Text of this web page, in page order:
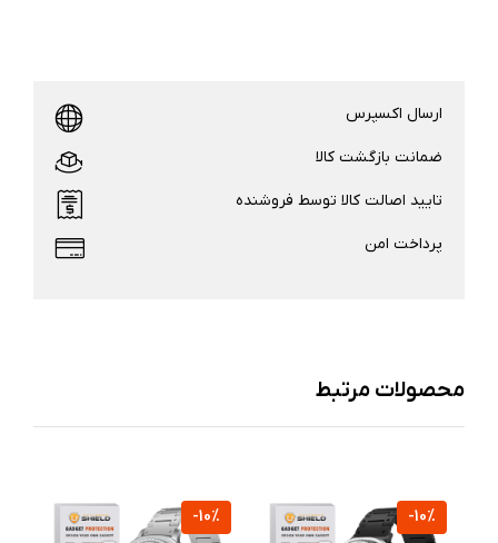
ارسال اکسپرس
ضمانت بازگشت کالا
تایید اصالت کالا توسط فروشنده
پرداخت امن
محصولات مرتبط
-10%
-10%